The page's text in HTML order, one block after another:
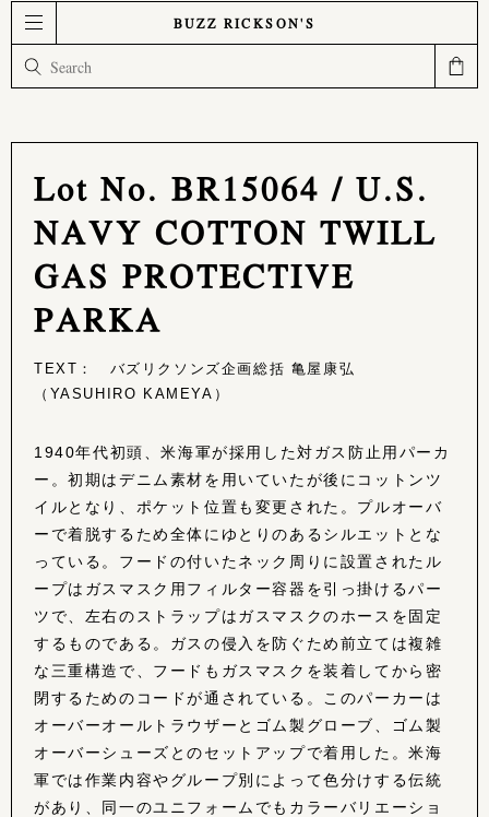
BUZZ RICKSON'S
Lot No. BR15064 / U.S.
NAVY COTTON TWILL
GAS PROTECTIVE
PARKA
TEXT： バズリクソンズ企画総括 亀屋康弘
（YASUHIRO KAMEYA）
1940年代初頭、米海軍が採用した対ガス防止用パーカ
ー。初期はデニム素材を用いていたが後にコットンツ
イルとなり、ポケット位置も変更された。プルオーバ
ーで着脱するため全体にゆとりのあるシルエットとな
っている。フードの付いたネック周りに設置されたル
ープはガスマスク用フィルター容器を引っ掛けるパー
ツで、左右のストラップはガスマスクのホースを固定
するものである。ガスの侵入を防ぐため前立ては複雑
な三重構造で、フードもガスマスクを装着してから密
閉するためのコードが通されている。このパーカーは
オーバーオールトラウザーとゴム製グローブ、ゴム製
オーバーシューズとのセットアップで着用した。米海
軍では作業内容やグループ別によって色分けする伝統
があり、同一のユニフォームでもカラーバリエーショ